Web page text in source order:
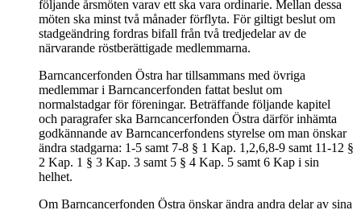
följande årsmöten varav ett ska vara ordinarie. Mellan dessa
möten ska minst två månader förflyta. För giltigt beslut om
stadgeändring fordras bifall från två tredjedelar av de
närvarande röstberättigade medlemmarna.
Barncancerfonden Östra har tillsammans med övriga
medlemmar i Barncancerfonden fattat beslut om
normalstadgar för föreningar. Beträffande följande kapitel
och paragrafer ska Barncancerfonden Östra därför inhämta
godkännande av Barncancerfondens styrelse om man önskar
ändra stadgarna: 1-5 samt 7-8 § 1 Kap. 1,2,6,8-9 samt 11-12 §
2 Kap. 1 § 3 Kap. 3 samt 5 § 4 Kap. 5 samt 6 Kap i sin
helhet.
Om Barncancerfonden Östra önskar ändra andra delar av sina